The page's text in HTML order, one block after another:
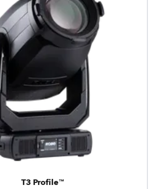
T3 Profile™